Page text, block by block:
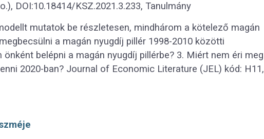
DOI:10.18414/KSZ.2021.3.233, Tanulmány
mutatok be részletesen, mindhárom a kötelező magán
a magán nyugdíj pillér 1998-2010 közötti
belépni a magán nyugdíj pillérbe? 3. Miért nem éri meg
2020-ban? Journal of Economic Literature (JEL) kód: H11,